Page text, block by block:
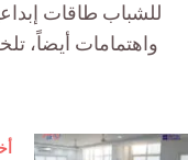
للشباب طاقات
واهتمامات أيضاً،